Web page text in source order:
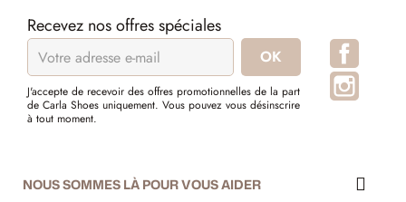
Recevez nos offres spéciales
J'accepte de recevoir des offres promotionnelles de la part
de Carla Shoes uniquement. Vous pouvez vous désinscrire
à tout moment.
NOUS SOMMES LÀ POUR VOUS AIDER